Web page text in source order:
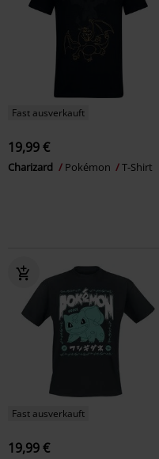
Fast ausverkauft
19,99 €
Charizard Pokémon T-Shirt
Fast ausverkauft
19,99 €